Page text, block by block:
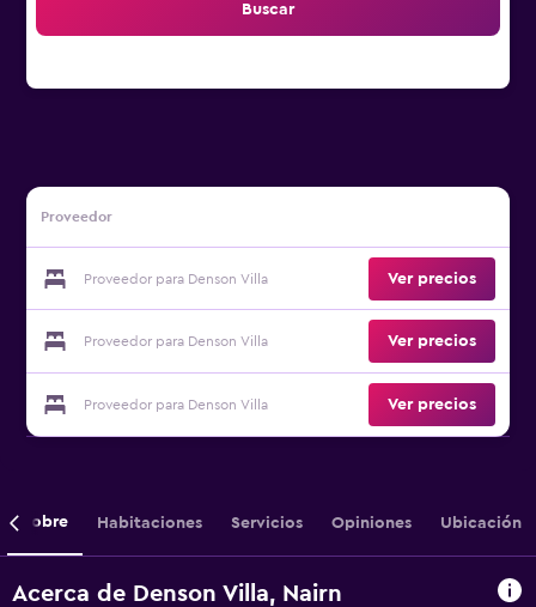
Buscar
Proveedor
Proveedor para Denson Villa Ver precios
Proveedor para Denson Villa Ver precios
Proveedor para Denson Villa Ver precios
Sobre Habitaciones Servicios Opiniones Ubicación
Acerca de Denson Villa, Nairn